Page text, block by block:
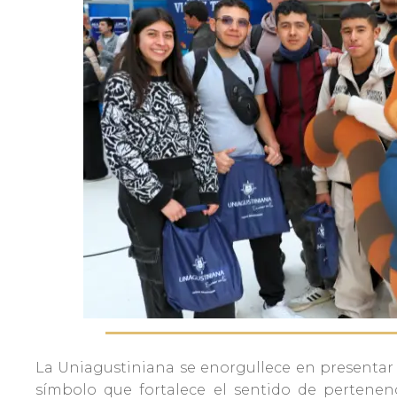
Investigaciones
La Uniagustiniana se enorgullece en
símbolo que fortalece el sentido de